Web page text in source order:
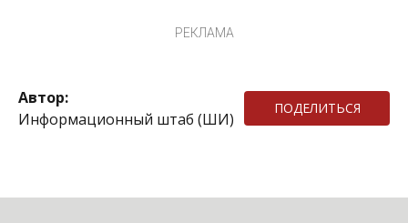
РЕКЛАМА
Автор:
Информационный штаб (ШИ)
ПОДЕЛИТЬСЯ